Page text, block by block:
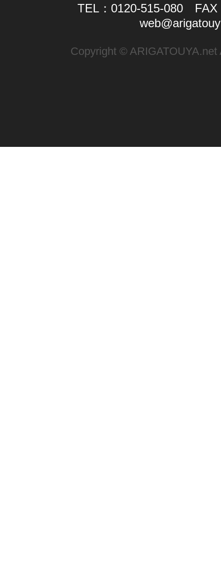
TEL：0120-515-080 FAX
Copyright ©